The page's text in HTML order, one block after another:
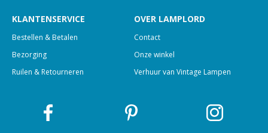
KLANTENSERVICE
Bestellen & Betalen
Bezorging
Ruilen & Retourneren
OVER LAMPLORD
Contact
Onze winkel
Verhuur van Vintage Lampen